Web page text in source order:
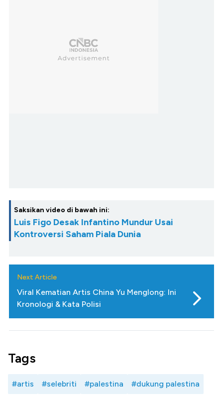
Saksikan video di bawah ini:
Luis Figo Desak Infantino Mundur Usai
Kontroversi Saham Piala Dunia
Next Article
Viral Kematian Artis China Yu Menglong: Ini
Kronologi & Kata Polisi
Tags
#artis #selebriti #palestina #dukung palestina